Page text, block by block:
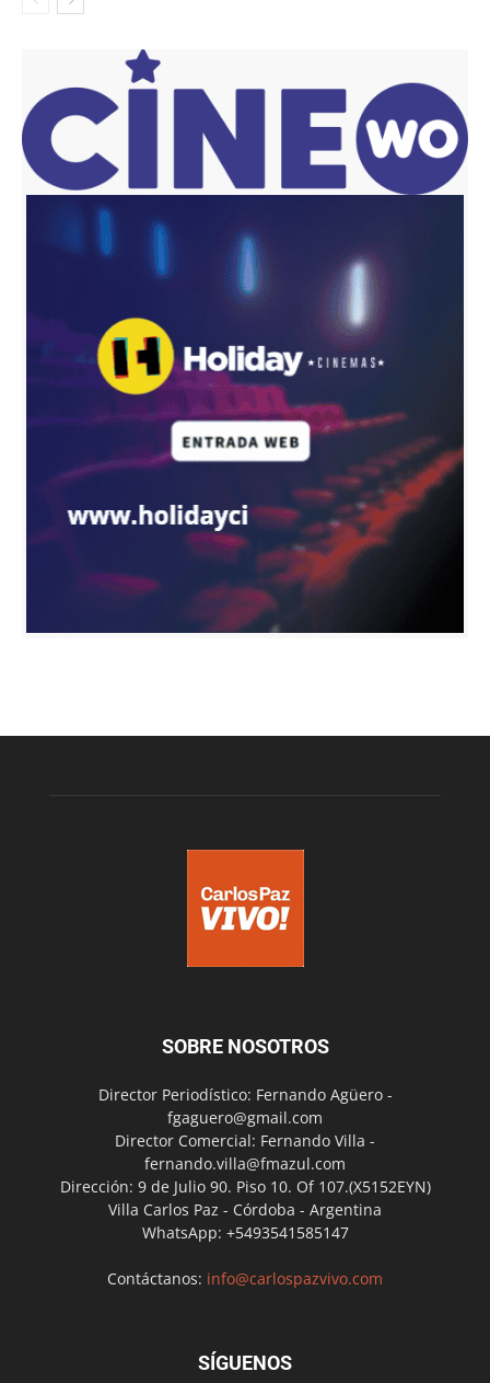
SOBRE NOSOTROS
Director Periodístico: Fernando Agüero -
fgaguero@gmail.com
Director Comercial: Fernando Villa -
fernando.villa@fmazul.com
Dirección: 9 de Julio 90. Piso 10. Of 107.(X5152EYN)
Villa Carlos Paz - Córdoba - Argentina
WhatsApp: +5493541585147
Contáctanos: info@carlospazvivo.com
SÍGUENOS